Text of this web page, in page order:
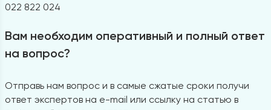
022 822 024
Вам необходим оперативный и полный ответ
на вопрос?
Отправь нам вопрос и в самые сжатые сроки получи
ответ экспертов на e-mail или ссылку на статью в